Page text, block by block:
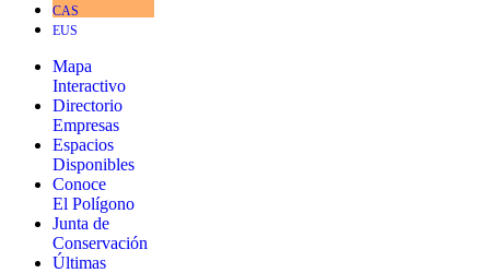
CAS
EUS
Mapa
Interactivo
Directorio
Empresas
Espacios
Disponibles
Conoce
El Polígono
Junta de
Conservación
Últimas